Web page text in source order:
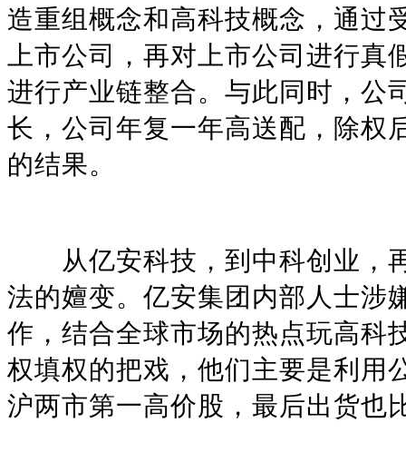
造重组概念和高科技概念，通过
上市公司，再对上市公司进行
进行产业链整合。与此同时，公
长，公司年复一年高送配，除权
的结果。
从亿安科技，到中科创业，
法的嬗变。亿安集团内部人士涉
作，结合全球市场的热点玩高科
权填权的把戏，他们主要是利用
沪两市第一高价股，最后出货也